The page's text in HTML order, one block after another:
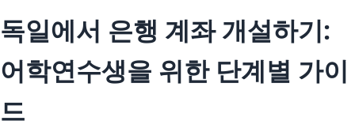
독일에서 은행 계좌 개설하기:
어학연수생을 위한 단계별 가이
드